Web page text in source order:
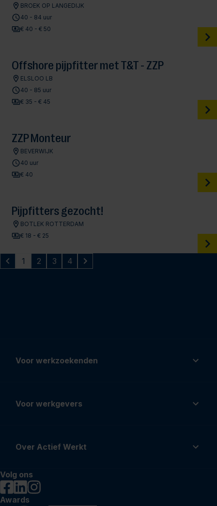
BROEK OP LANGEDIJK
40 - 84 uur
€ 40 - € 50
Offshore pijpfitter met T&T - ZZP
ELSLOO LB
40 - 85 uur
€ 35 - € 45
ZZP Monteur
BEVERWIJK
40 uur
€ 40
Pijpfitters gezocht!
BOTLEK ROTTERDAM
€ 18 - € 25
1 2 3 4
Voor werkzoekenden
Voor werkgevers
Over Actief Werkt
Volg ons
Awards